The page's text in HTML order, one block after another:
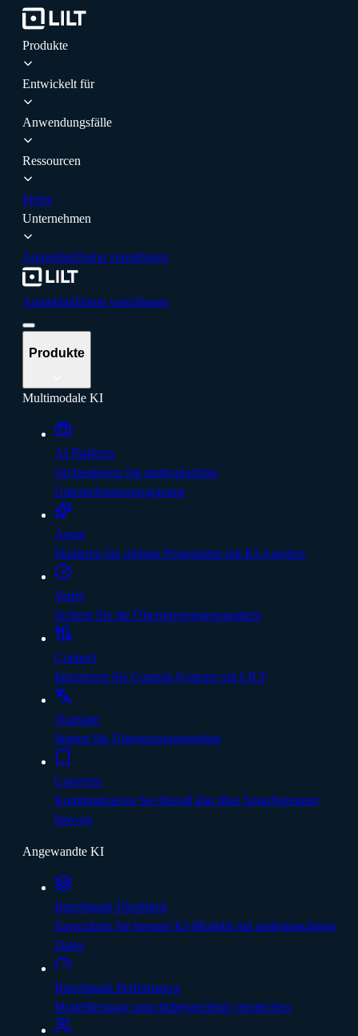
Produkte
Entwickelt für
Anwendungsfälle
Ressourcen
Preise
Unternehmen
AnmeldenDemo vereinbaren
AnmeldenDemo vereinbaren
Produkte
Multimodale KI
AI Platform
Orchestrieren Sie mehrsprachige
Unternehmensprogramme
Assist
Skalieren Sie globale Programme mit KI-Agenten
Verify
Sichern Sie die Übersetzungsgenauigkeit
Connect
Integrieren Sie Content-Systeme mit LILT
Translate
Starten Sie Übersetzungsprojekte
Converse
Kommunizieren Sie überall klar über Sprachgrenzen
hinweg
Angewandte KI
Benchmark-Überblick
Entwickeln Sie bessere KI-Modelle mit mehrsprachigen
Daten
Benchmark-Performance
Modellleistung sprachübergreifend vergleichen